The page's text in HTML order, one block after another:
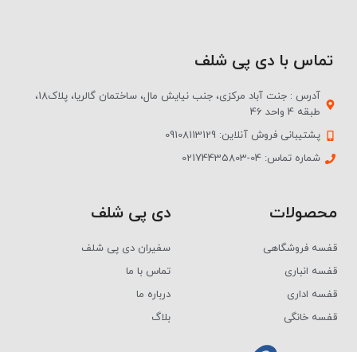
تماس با دی پی شلف
آدرس : جنت آباد مرکزی، جنب نیایش مال، ساختمان گالریا، پلاک18،
طبقه 4 واحد 46
پشتیبانی فروش آنلاین: 09108113129
شماره تماس: 04-02174435803
محصولات
قفسه فروشگاهی
قفسه انباری
قفسه اداری
قفسه خانگی
دی پی شلف
سفیران دی پی شلف
تماس با ما
درباره ما
بلاگ